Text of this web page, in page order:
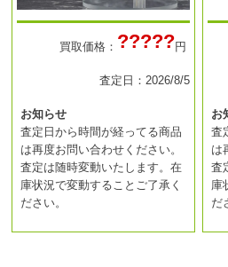
買取価格： ?????円
査定日：2026/8/5
お知らせ
査定日から時間が経ってる商品
は再度お問い合わせください。
査定は随時変動いたします。在
庫状況で変動することご了承く
ださい。
お
査
は
査
庫
だ